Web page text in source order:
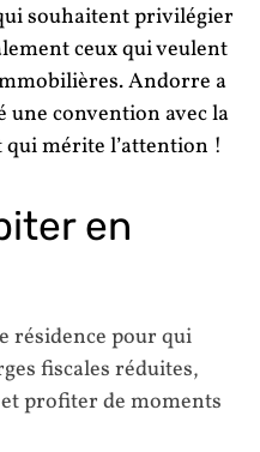
souhaitent privilégier
ceux qui veulent
Andorre a
une convention avec la
qui mérite l’attention !
en
résidence pour qui
fiscales réduites,
profiter de moments